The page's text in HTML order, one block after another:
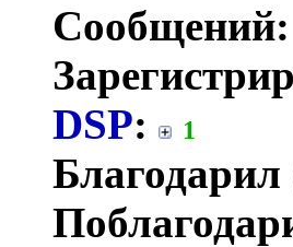
Сообщений:
DSP: 1
Благодарил